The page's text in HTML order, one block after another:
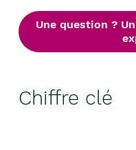
Une question ?
Chiffre clé